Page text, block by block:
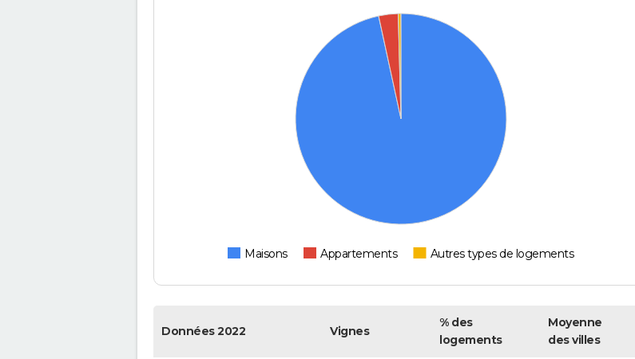
Maisons Appartements Autres types de logements
Données 2022 Vignes
% des
logements
Moyenne
des villes